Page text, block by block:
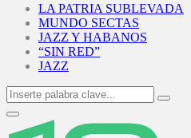
LA PATRIA SUBLEVADA
MUNDO SECTAS
JAZZ Y HABANOS
“SIN RED”
JAZZ
Search
for:
Search
Primary
Menu